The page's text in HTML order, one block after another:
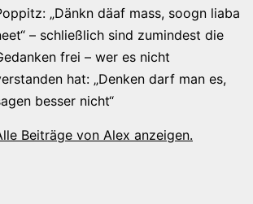
„Dänkn däaf mass, soogn liaba
– schließlich sind zumindest die
frei – wer es nicht
hat: „Denken darf man es,
besser nicht“
Beiträge von Alex anzeigen.